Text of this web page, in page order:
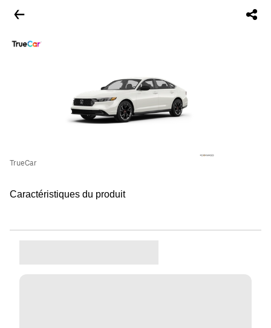
TrueCar
Caractéristiques du produit